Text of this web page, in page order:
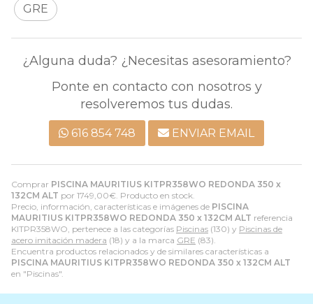
Comprar PISCINA MAURITIUS KITPR358WO REDONDA 350 x
132CM ALT por 1749,00€ . Producto en stock.
Precio, información, características e imágenes de PISCINA
MAURITIUS KITPR358WO REDONDA 350 x 132CM ALT referencia
KITPR358WO, pertenece a las categorías Piscinas (130) y Piscinas de
acero imitación madera (18) y a la marca GRE (83).
Encuentra productos relacionados y de similares características a
PISCINA MAURITIUS KITPR358WO REDONDA 350 x 132CM ALT
en "Piscinas".
GRE
¿Alguna duda? ¿Necesitas asesoramiento?
Ponte en contacto con nosotros y
resolveremos tus dudas.
616 854 748 ENVIAR EMAIL